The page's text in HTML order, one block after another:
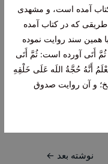
آمده‌ است‌، و مشهدی
طريقی که‌ در کتاب‌ آمده‌
سند روايت‌ نموده‌
أَتَی آورده‌ است‌:ثُمَّ أَتَی
أَنَّهُ حُجَّةُ اللَه عَلَی خَلْقِهِ
و آن‌ روايت‌ صدوق‌
نوشته بعد ←